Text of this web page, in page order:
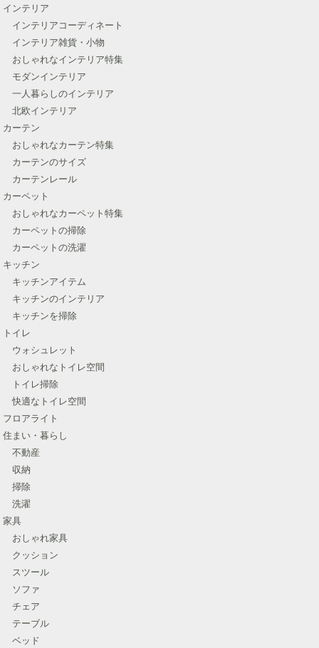
インテリア
インテリアコーディネート
インテリア雑貨・小物
おしゃれなインテリア特集
モダンインテリア
一人暮らしのインテリア
北欧インテリア
カーテン
おしゃれなカーテン特集
カーテンのサイズ
カーテンレール
カーペット
おしゃれなカーペット特集
カーペットの掃除
カーペットの洗濯
キッチン
キッチンアイテム
キッチンのインテリア
キッチンを掃除
トイレ
ウォシュレット
おしゃれなトイレ空間
トイレ掃除
快適なトイレ空間
フロアライト
住まい・暮らし
不動産
収納
掃除
洗濯
家具
おしゃれ家具
クッション
スツール
ソファ
チェア
テーブル
ベッド